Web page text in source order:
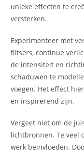
unieke effecten te
versterken.
Experimenteer met
flitsers, continue
de intensiteit en
schaduwen te
voegen. Het effect
en inspirerend zijn.
Vergeet niet om de
lichtbronnen. Te veel
werk beïnvloeden.